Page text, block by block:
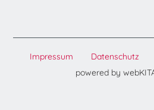
Impressum Datenschutz
powered by